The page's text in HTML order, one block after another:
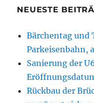
NEUESTE
Bärchentag und
Parkeisenbahn,
Sanierung der
Rückbau der